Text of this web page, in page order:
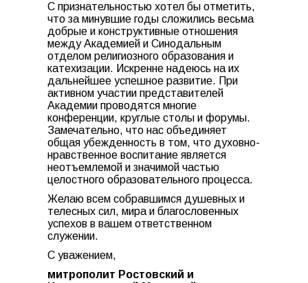
С признательностью хотел бы отметить,
что за минувшие годы сложились весьма
добрые и конструктивные отношения
между Академией и Синодальным
отделом религиозного образования и
катехизации. Искренне надеюсь на их
дальнейшее успешное развитие. При
активном участии представителей
Академии проводятся многие
конференции, круглые столы и форумы.
Замечательно, что нас объединяет
общая убежденность в том, что духовно-
нравственное воспитание является
неотъемлемой и значимой частью
целостного образовательного процесса.
Желаю всем собравшимся душевных и
телесных сил, мира и благословенных
успехов в вашем ответственном
служении.
С уважением,
митрополит Ростовский и